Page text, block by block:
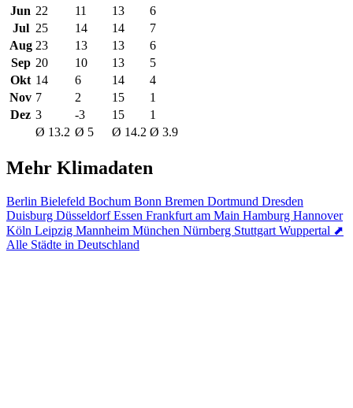
Jun 22 11 13
6
Jul 25 14 14
7
Aug 23 13 13
6
Sep 20 10 13
5
Okt 14 6 14
4
Nov 7 2 15
1
Dez 3 -3 15
1
Ø 13.2 Ø 5 Ø 14.2 Ø 3.9
Mehr Klimadaten
Berlin Bielefeld Bochum Bonn Bremen Dortmund Dresden
Duisburg DüsseldorfEssen Frankfurt am Main Hamburg Hannover
Köln Leipzig Mannheim München Nürnberg Stuttgart Wuppertal ⬈
Alle Städte in Deutschland